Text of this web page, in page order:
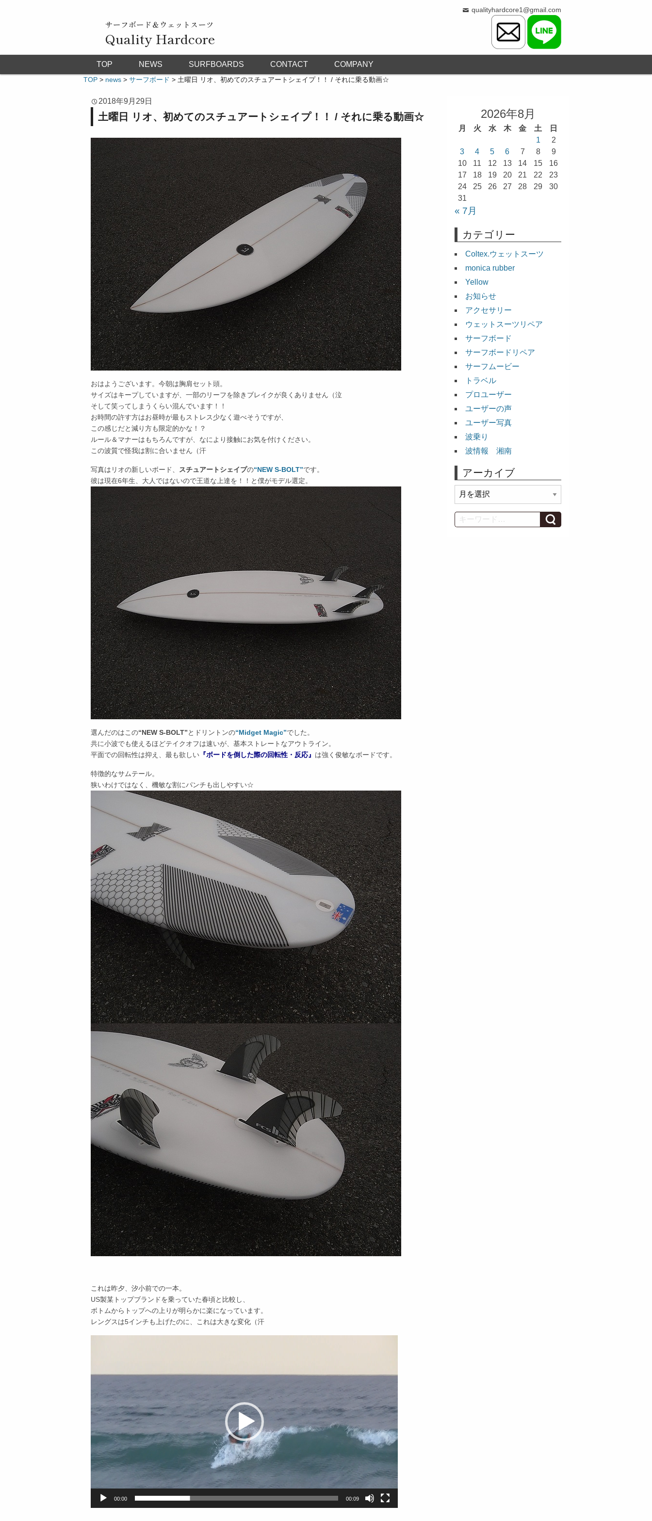
サーフボード＆ウェットスーツ
Quality Hardcore
qualityhardcore1@gmail.com
TOP NEWS SURFBOARDS CONTACT COMPANY
TOP > news > サーフボード > 土曜日 リオ、初めてのスチュアートシェイプ！！ / それに乗る動画☆
2018年9月29日
土曜日 リオ、初めてのスチュアートシェイプ！！ / それに乗る動画☆
おはようございます。今朝は胸肩セット頭。
サイズはキープしていますが、一部のリーフを除きブレイクが良くありません（泣
そして笑ってしまうくらい混んでいます！！
お時間の許す方はお昼時が最もストレス少なく遊べそうですが、
この感じだと減り方も限定的かな！？
ルール＆マナーはもちろんですが、なにより接触にお気を付けください。
この波質で怪我は割に合いません（汗
写真はリオの新しいボード、 スチュアートシェイプの“NEW S-BOLT”です。
彼は現在6年生、大人ではないので王道な上達を！！と僕がモデル選定。
選んだのはこの“NEW S-BOLT”とドリントンの“Midget Magic”でした。
共に小波でも使えるほどテイクオフは速いが、基本ストレートなアウトライン。
平面での回転性は抑え、最も欲しい 『ボードを倒した際の回転性・反応』 は強く俊敏なボードです。
特徴的なサムテール。
狭いわけではなく、機敏な割にパンチも出しやすい☆
これは昨夕、汐小前での一本。
US製某トップブランドを乗っていた春頃と比較し、
ボトムからトップへの上りが明らかに楽になっています。
レングスは5インチも上げたのに、これは大きな変化（汗
レ
ー
00:00 00:09
2026年8月
月 火 水 木 金 土
日
1
2
3
4 5 6 7 8
9
10
11 12 13 14 15
16
17
18 19 20 21 22
23
24
25 26 27 28 29
30
31
« 7月
カテゴリー
Coltex.ウェットスーツ
monica rubber
Yellow
お知らせ
アクセサリー
ウェットスーツリペア
サーフボード
サーフボードリペア
サーフムービー
トラベル
プロユーザー
ユーザーの声
ユーザー写真
波乗り
波情報 湘南
アーカイブ
ー
カ
イ
Search